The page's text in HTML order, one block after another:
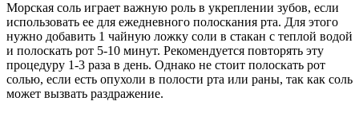
Морская соль играет важную роль в укреплении зубов, если
использовать ее для ежедневного полоскания рта. Для этого
нужно добавить 1 чайную ложку соли в стакан с теплой водой
и полоскать рот 5-10 минут. Рекомендуется повторять эту
процедуру 1-3 раза в день. Однако не стоит полоскать рот
солью, если есть опухоли в полости рта или раны, так как соль
может вызвать раздражение.